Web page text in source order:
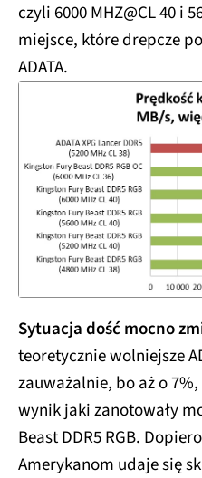
czyli 6000 MHZ@CL 40 i
miejsce, które drepcze
ADATA.
Sytuacja dość mocno
teoretycznie wolniejsze
zauważalnie, bo aż o
wynik jaki zanotowały
Beast DDR5 RGB.
Amerykanom udaje się